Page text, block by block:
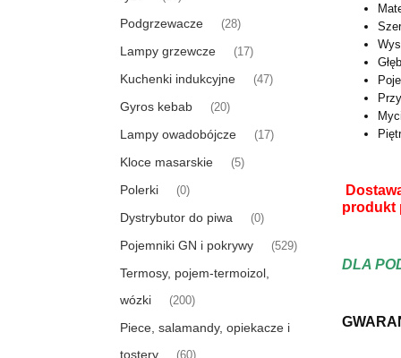
Podgrzewacze (28)
Lampy grzewcze (17)
Kuchenki indukcyjne (47)
Gyros kebab (20)
Lampy owadobójcze (17)
Kloce masarskie (5)
Polerki (0)
Dystrybutor do piwa (0)
Pojemniki GN i pokrywy (529)
Termosy, pojem-termoizol,
wózki
(200)
Piece, salamandy, opiekacze i
tostery
(60)
produkt
DLA